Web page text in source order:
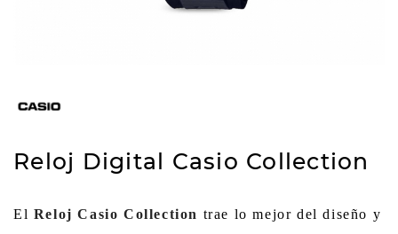
Reloj Digital Casio Collection
El Reloj Casio Collection trae lo mejor del diseño y